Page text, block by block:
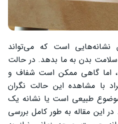
نشانه‌هایی است که می‌تواند
بدن به ما بدهد. در حالت
اما گاهی ممکن است شفاف و
با مشاهده این حالت نگران
طبیعی است یا نشانه یک
مقاله به طور کامل بررسی